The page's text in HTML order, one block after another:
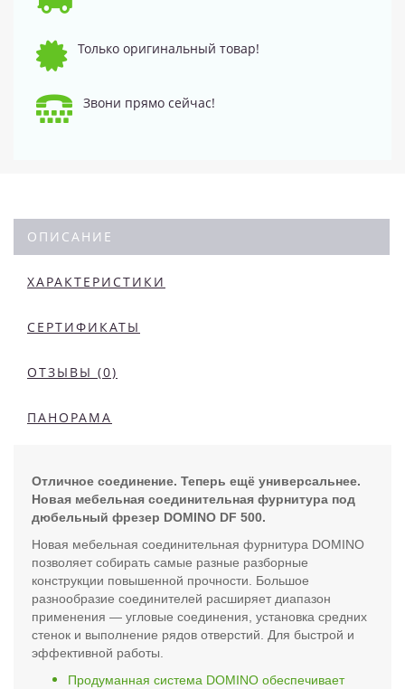
Только оригинальный товар!
Звони прямо сейчас!
ОПИСАНИЕ
ХАРАКТЕРИСТИКИ
СЕРТИФИКАТЫ
ОТЗЫВЫ (0)
ПАНОРАМА
Отличное соединение. Теперь ещё универсальнее.
Новая мебельная соединительная фурнитура под
дюбельный фрезер DOMINO DF 500.
Новая мебельная соединительная фурнитура DOMINO
позволяет собирать самые разные разборные
конструкции повышенной прочности. Большое
разнообразие соединителей расширяет диапазон
применения — угловые соединения, установка средних
стенок и выполнение рядов отверстий. Для быстрой и
эффективной работы.
Продуманная система DOMINO обеспечивает